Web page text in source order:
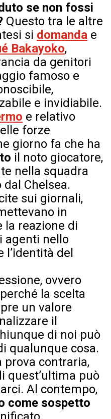
se non fossi
Questo tra le altre
si domanda e
Bakayoko,
da genitori
famoso e
e invidiabile.
e relativo
forze
giorno fa che ha
il noto giocatore,
nella squadra
Chelsea.
sui giornali,
in
la reazione di
agenti nello
del
ovvero
la scelta
un valore
il
di noi può
qualunque cosa.
prova contraria,
quest’ultima può
Al contempo,
come sospetto